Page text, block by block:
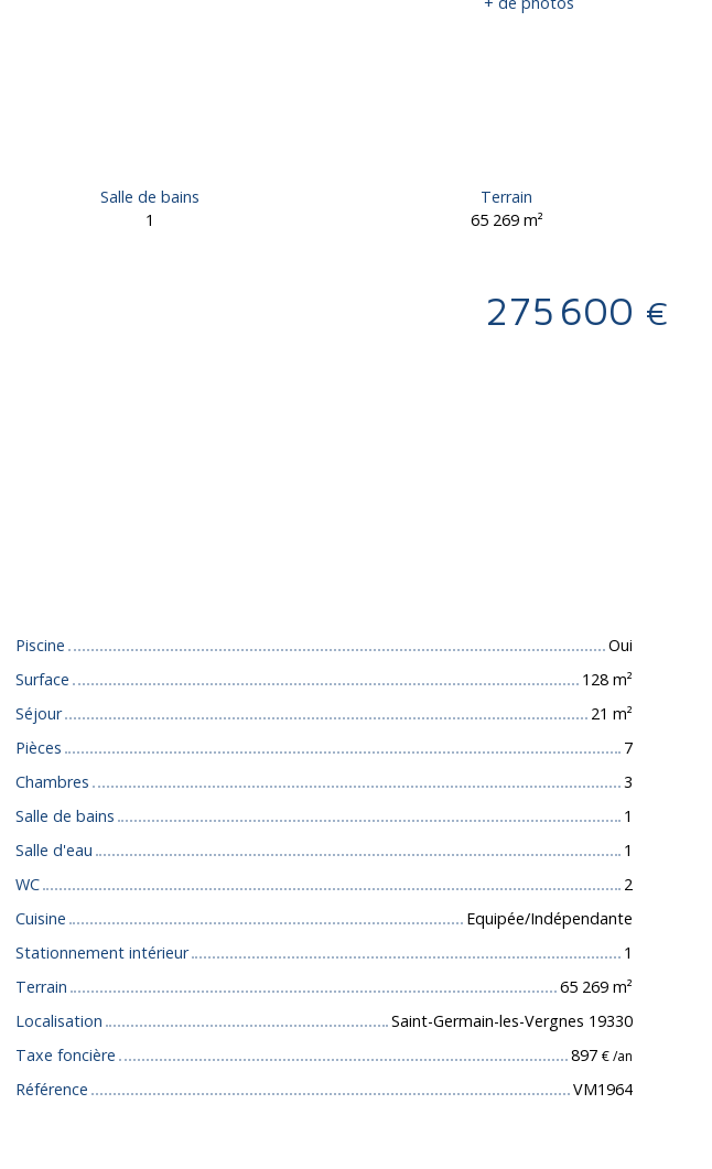
Salle de bains
1
Terrain
65 269 m²
275 600 €
Piscine
Oui
Surface
128 m²
Séjour
21 m²
Pièces
7
Chambres
3
Salle de bains
1
Salle d'eau
1
WC
2
Cuisine
Equipée/Indépendante
Stationnement intérieur
1
Terrain
65 269 m²
Localisation
Saint-Germain-les-Vergnes 19330
Taxe foncière
897 € /an
Référence VM1964